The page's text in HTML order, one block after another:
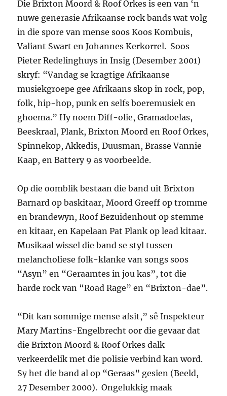
Die Brixton Moord & Roof Orkes is een van ‘n
nuwe generasie Afrikaanse rock bands wat volg
in die spore van mense soos Koos Kombuis,
Valiant Swart en Johannes Kerkorrel. Soos
Pieter Redelinghuys in Insig (Desember 2001)
skryf: “Vandag se kragtige Afrikaanse
musiekgroepe gee Afrikaans skop in rock, pop,
folk, hip-hop, punk en selfs boeremusiek en
ghoema.” Hy noem Diff-olie, Gramadoelas,
Beeskraal, Plank, Brixton Moord en Roof Orkes,
Spinnekop, Akkedis, Duusman, Brasse Vannie
Kaap, en Battery 9 as voorbeelde.
Op die oomblik bestaan die band uit Brixton
Barnard op baskitaar, Moord Greeff op tromme
en brandewyn, Roof Bezuidenhout op stemme
en kitaar, en Kapelaan Pat Plank op lead kitaar.
Musikaal wissel die band se styl tussen
melancholiese folk-klanke van songs soos
“Asyn” en “Geraamtes in jou kas”, tot die
harde rock van “Road Rage” en “Brixton-dae”.
“Dit kan sommige mense afsit,” sê Inspekteur
Mary Martins-Engelbrecht oor die gevaar dat
die Brixton Moord & Roof Orkes dalk
verkeerdelik met die polisie verbind kan word.
Sy het die band al op “Geraas” gesien (Beeld,
27 Desember 2000). Ongelukkig maak